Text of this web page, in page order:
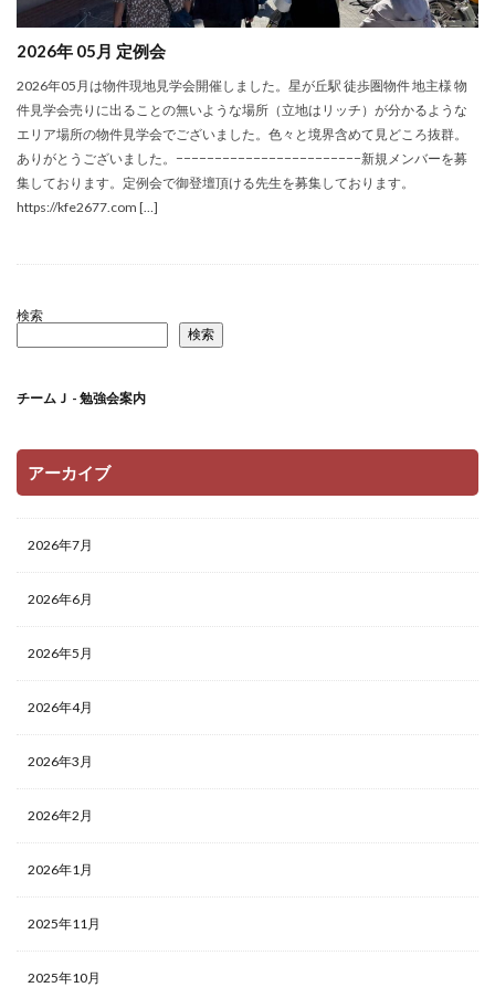
2026年 05月 定例会
2026年05月は物件現地見学会開催しました。星が丘駅 徒歩圏物件 地主様 物
件見学会売りに出ることの無いような場所（立地はリッチ）が分かるような
エリア場所の物件見学会でございました。色々と境界含めて見どころ抜群。
ありがとうございました。−−−−−−−−−−−−−−−−−−−−−−−−新規メンバーを募
集しております。定例会で御登壇頂ける先生を募集しております。
https://kfe2677.com […]
検索
検索
チームＪ - 勉強会案内
アーカイブ
2026年7月
2026年6月
2026年5月
2026年4月
2026年3月
2026年2月
2026年1月
2025年11月
2025年10月